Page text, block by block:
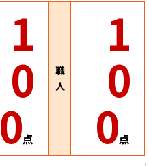
1
0
0点
職
人
1
0
0点